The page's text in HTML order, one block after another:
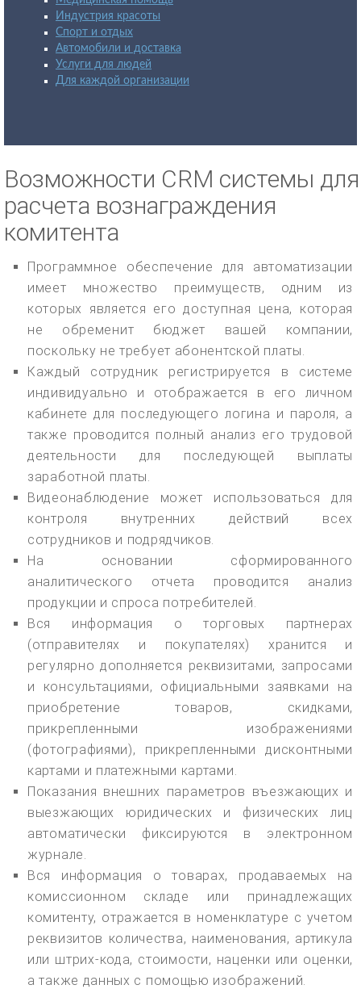
Индустрия красоты
Спорт и отдых
Автомобили и доставка
Услуги для людей
Для каждой организации
Возможности CRM системы для
расчета вознаграждения
комитента
Программное обеспечение для автоматизации
имеет множество преимуществ, одним из
которых является его доступная цена, которая
не обременит бюджет вашей компании,
поскольку не требует абонентской платы.
Каждый сотрудник регистрируется в системе
индивидуально и отображается в его личном
кабинете для последующего логина и пароля, а
также проводится полный анализ его трудовой
деятельности для последующей выплаты
заработной платы.
Видеонаблюдение может использоваться для
контроля внутренних действий всех
сотрудников и подрядчиков.
На основании сформированного
аналитического отчета проводится анализ
продукции и спроса потребителей.
Вся информация о торговых партнерах
(отправителях и покупателях) хранится и
регулярно дополняется реквизитами, запросами
и консультациями, официальными заявками на
приобретение товаров, скидками,
прикрепленными изображениями
(фотографиями), прикрепленными дисконтными
картами и платежными картами.
Показания внешних параметров въезжающих и
выезжающих юридических и физических лиц
автоматически фиксируются в электронном
журнале.
Вся информация о товарах, продаваемых на
комиссионном складе или принадлежащих
комитенту, отражается в номенклатуре с учетом
реквизитов количества, наименования, артикула
или штрих-кода, стоимости, наценки или оценки,
а также данных с помощью изображений.